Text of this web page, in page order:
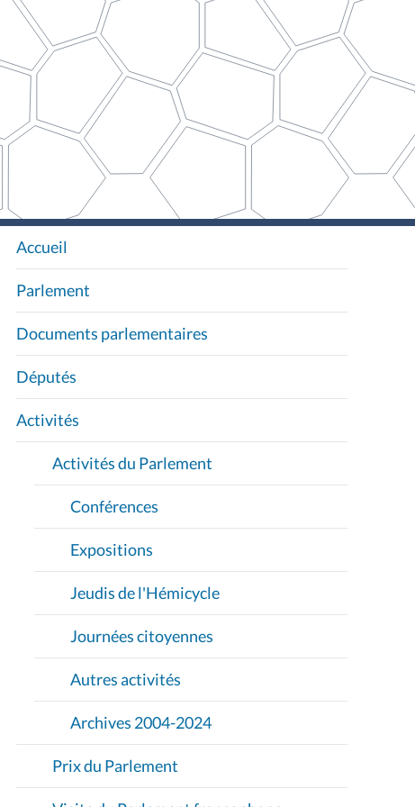
N
A
V
I
G
A
T
I
O
Accueil
Parlement
Documents parlementaires
Députés
Activités
Activités du Parlement
Conférences
Expositions
Jeudis de l'Hémicycle
Journées citoyennes
Autres activités
Archives 2004-2024
Prix du Parlement